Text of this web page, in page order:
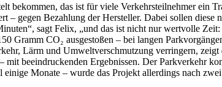
bekommen, das ist für viele Verkehrsteilnehmer ein
– gegen Bezahlung der Hersteller. Dabei sollen
sagt Felix, „und das ist nicht nur wertvolle
Gramm CO₂ ausgestoßen – bei langen
Lärm und Umweltverschmutzung verringern,
mit beeindruckenden Ergebnissen. Der Parkverkehr
Monate – wurde das Projekt allerdings nach